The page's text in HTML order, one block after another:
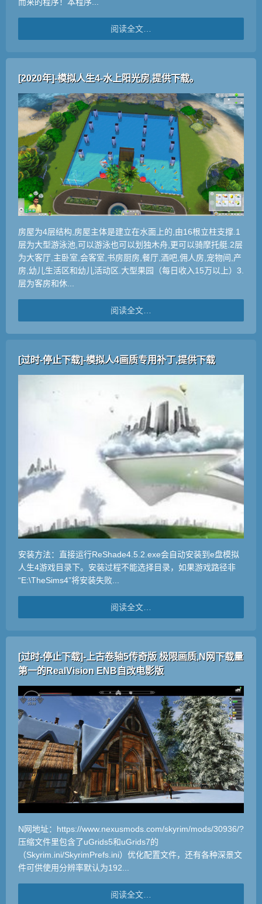
阅读全文…
[2020年]-模拟人生4-水上阳光房,提供下载。
房屋为4层结构,房屋主体是建立在水面上的,由16根立柱支撑.1
层为大型游泳池,可以游泳也可以划独木舟,更可以骑摩托艇.2层
为大客厅,主卧室,会客室,书房厨房,餐厅,酒吧,佣人房,宠物间,产
房,幼儿生活区和幼儿活动区.大型果园（每日收入15万以上）3.
层为客房和休...
阅读全文…
[过时-停止下载]-模拟人4画质专用补丁,提供下载
安装方法：直接运行ReShade4.5.2.exe会自动安装到e盘模拟
人生4游戏目录下。安装过程不能选择目录，如果游戏路径非
“E:\TheSims4”将安装失败...
阅读全文…
[过时-停止下载]-上古卷轴5传奇版 极限画质,N网下载量
第一的RealVision ENB自改电影版
N网地址：https://www.nexusmods.com/skyrim/mods/30936/?
压缩文件里包含了uGrids5和uGrids7的
（Skyrim.ini/SkyrimPrefs.ini）优化配置文件，还有各种深景文
件可供使用分辨率默认为192...
阅读全文…